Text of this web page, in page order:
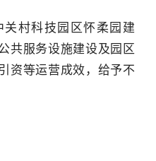
村科技园区怀柔园建
共服务设施建设及园区
资等运营成效，给予不